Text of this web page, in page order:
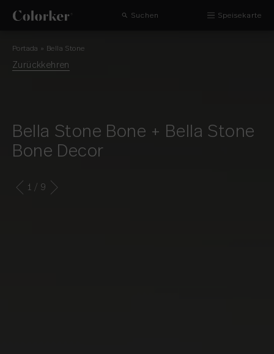
Suchen Speisekarte
Portada » Bella Stone
Zurückkehren
Bella Stone Bone + Bella Stone
Bone Decor
1 / 9